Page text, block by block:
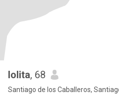
lolita, 68
Santiago de los Caballeros,